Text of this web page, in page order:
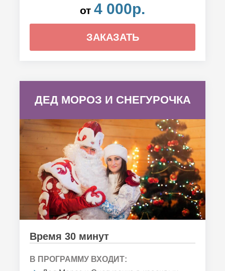
от 4 000р.
ЗАКАЗАТЬ
ДЕД МОРОЗ И СНЕГУРОЧКА
Время 30 минут
В ПРОГРАММУ ВХОДИТ: